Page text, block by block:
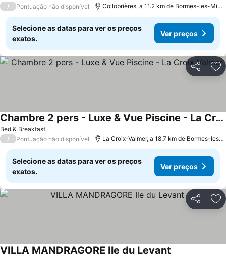
/ Pontuação não disponível Collobrières, a 11.2 km de Bormes-les-Mimosas
Selecione as datas para ver os preços
exatos.
Ver preços
Partilhar
Bed & Breakfast
Chambre 2 pers - Luxe & Vue Piscine - La Croix Valmer
/ Pontuação não disponível La Croix-Valmer, a 18.7 km de Bormes-les-Mimosas
Selecione as datas para ver os preços
exatos.
Ver preços
Partilhar
VILLA MANDRAGORE Ile du Levant